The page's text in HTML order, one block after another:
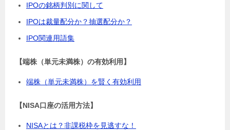
IPOの銘柄判別に関して
IPOは裁量配分か？抽選配分か？
IPO関連用語集
【端株（単元未満株）の有効利用】
端株（単元未満株）を賢く有効利用
【NISA口座の活用方法】
NISAとは？非課税枠を見逃すな！